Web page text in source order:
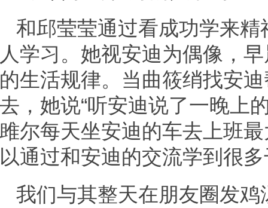
和邱莹莹通过看成功学来
人学习。她视安迪为偶像，
的生活规律。当曲筱绡找安
去，她说“听安迪说了一晚上
雎尔每天坐安迪的车去上班
以通过和安迪的交流学到很
我们与其整天在朋友圈发